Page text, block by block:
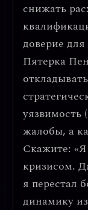
снижать
доверие
Пятерка
уязвимость
жалобы, а
Скажите:
кризисом.
я перестал
динамику